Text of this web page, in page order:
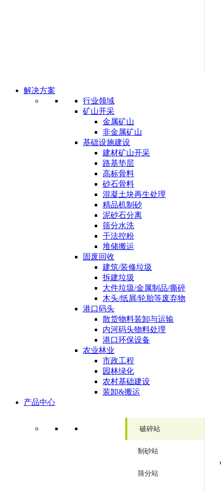
解决方案
行业领域
矿山开采
金属矿山
非金属矿山
基础设施建设
建材矿山开采
路基垫层
高标骨料
砂石骨料
混凝土块再生处理
精品机制砂
泥砂石分离
筛分水洗
干法控粉
堆储搬运
固废回收
建筑/装修垃圾
拆建垃圾
大件垃圾/金属制品/撕碎
木头/纸屑/轮胎等废弃物
港口码头
散货物料装卸与运输
内河码头物料处理
港口环保设备
农业林业
市政工程
园林绿化
农村基础建设
装卸&搬运
产品中心
破碎站
制砂站
筛分站